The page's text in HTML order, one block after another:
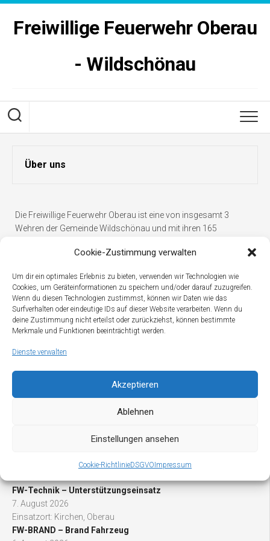
Cookie-Zustimmung verwalten
Um dir ein optimales Erlebnis zu bieten, verwenden wir Technologien wie
Cookies, um Geräteinformationen zu speichern und/oder darauf zuzugreifen.
Wenn du diesen Technologien zustimmst, können wir Daten wie das
Surfverhalten oder eindeutige IDs auf dieser Website verarbeiten. Wenn du
deine Zustimmung nicht erteilst oder zurückziehst, können bestimmte
Merkmale und Funktionen beeinträchtigt werden.
Dienste verwalten
Akzeptieren
Ablehnen
Einstellungen ansehen
Cookie-RichtlinieDSGVO Impressum
Skip
contentFreiwillige Feuerwehr Oberau
- Wildschönau
Über uns
Die Freiwillige Feuerwehr Oberau ist eine von insgesamt 3
Wehren der Gemeinde Wildschönau und mit ihren 165
FF Oberau in einer Hauptwache in Oberau und 2 Löschzüge
(Ortsteil Mühltal und Ortsteil Thierbach) unterteilt.
Zur Zeit sind in den Gerätehäusern 7 Fahrzeuge untergebracht
(2 TLFA, 1 LFA, 1 KLFA, 1 SF, 1 MTF, 1 KDO).
Als Grundlage für diese Umstrukturierungen wird das „Konzept
FW-Technik – Unterstützungseinsatz
7. August 2026
Einsatzort: Kirchen, Oberau
FW-BRAND – Brand Fahrzeug